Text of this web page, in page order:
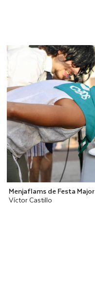
Menjaflams de Festa Major
Víctor Castillo